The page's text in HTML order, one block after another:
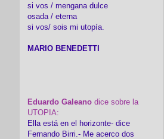
si vos / mengana dulce
osada / eterna
si vos/ sois mi utopía.
MARIO BENEDETTI
Eduardo Galeano dice sobre la
UTOPIA:
Ella está en el horizonte- dice
Fernando Birri.- Me acerco dos